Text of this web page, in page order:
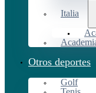
Italia
Otros deportes
Golf